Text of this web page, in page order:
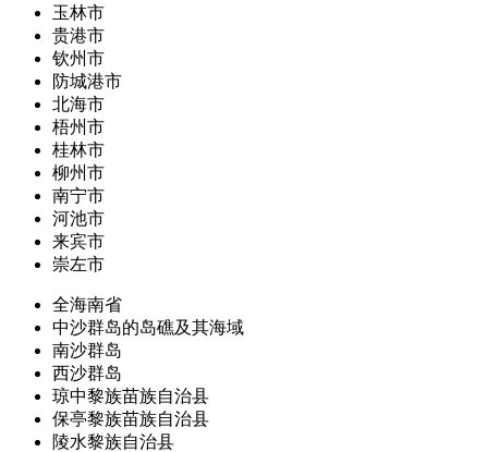
玉林市
贵港市
钦州市
防城港市
北海市
梧州市
桂林市
柳州市
南宁市
河池市
来宾市
崇左市
全海南省
中沙群岛的岛礁及其海域
南沙群岛
西沙群岛
琼中黎族苗族自治县
保亭黎族苗族自治县
陵水黎族自治县